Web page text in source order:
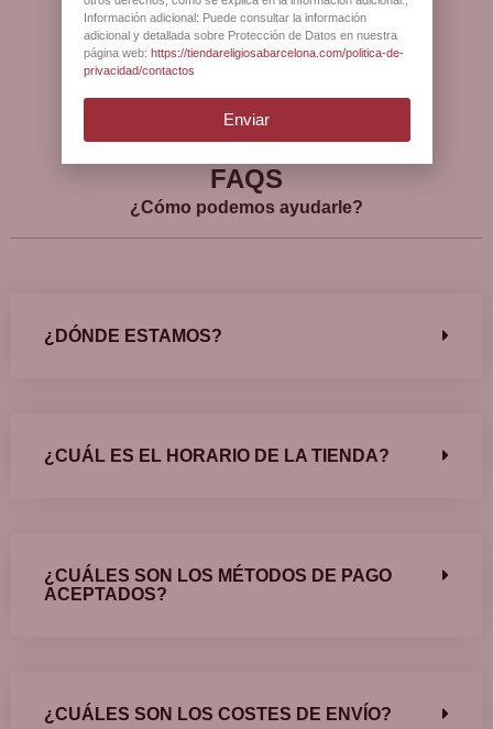
Ver más opiniones
FAQS
¿Cómo podemos ayudarle?
¿DÓNDE ESTAMOS?
¿CUÁL ES EL HORARIO DE LA TIENDA?
¿CUÁLES SON LOS MÉTODOS DE PAGO
ACEPTADOS?
¿CUÁLES SON LOS COSTES DE ENVÍO?
Información adicional: Puede consultar la información
adicional y detallada sobre Protección de Datos en nuestra
página web: https://tiendareligiosabarcelona.com/politica-de-
privacidad/contactos
Enviar